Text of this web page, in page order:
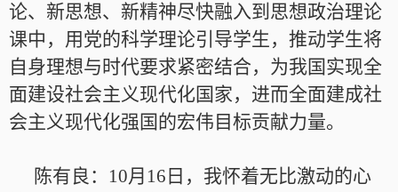
论、新思想、新精神尽快融入到思想政治理论
课中，用党的科学理论引导学生，推动学生将
自身理想与时代要求紧密结合，为我国实现全
面建设社会主义现代化国家，进而全面建成社
会主义现代化强国的宏伟目标贡献力量。
陈有良：10月16日，我怀着无比激动的心